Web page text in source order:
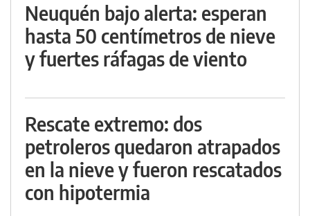
Neuquén bajo alerta: esperan
hasta 50 centímetros de nieve
y fuertes ráfagas de viento
Rescate extremo: dos
petroleros quedaron atrapados
en la nieve y fueron rescatados
con hipotermia